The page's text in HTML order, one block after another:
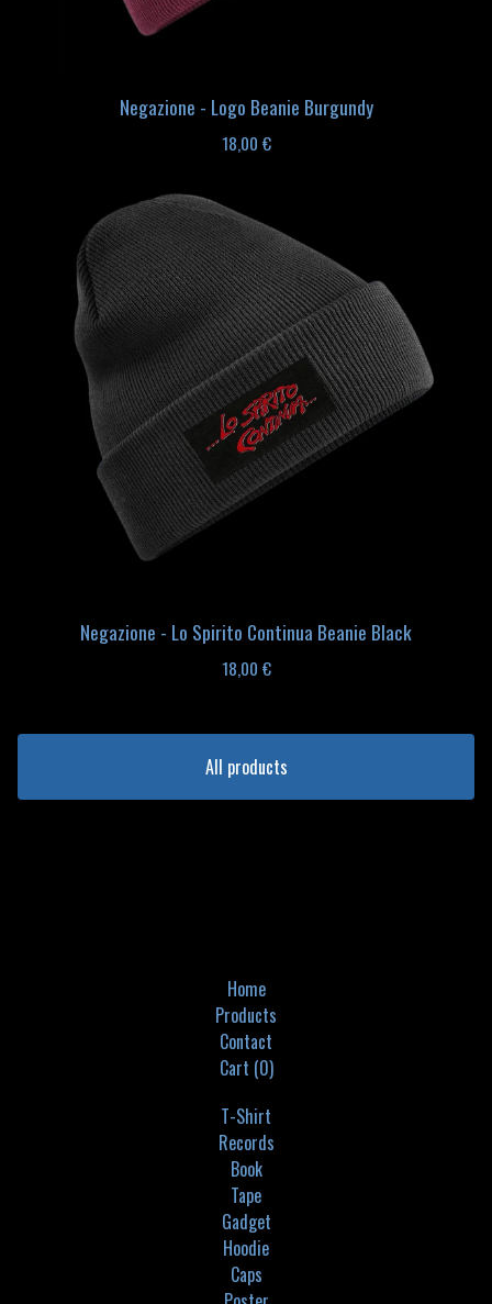
Negazione - Logo Beanie Burgundy
18,00 €
Negazione - Lo Spirito Continua Beanie Black
18,00 €
All products
Home
Products
Contact
Cart (0)
T-Shirt
Records
Book
Tape
Gadget
Hoodie
Caps